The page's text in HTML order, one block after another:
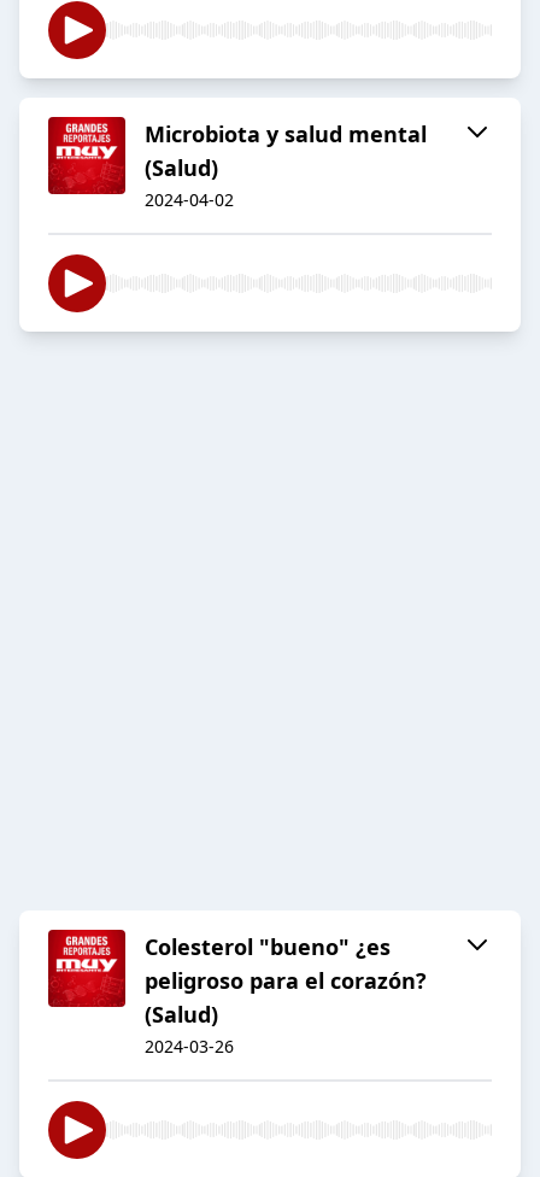
Microbiota y salud mental
(Salud)
2024-04-02
Colesterol "bueno" ¿es
peligroso para el corazón?
(Salud)
2024-03-26